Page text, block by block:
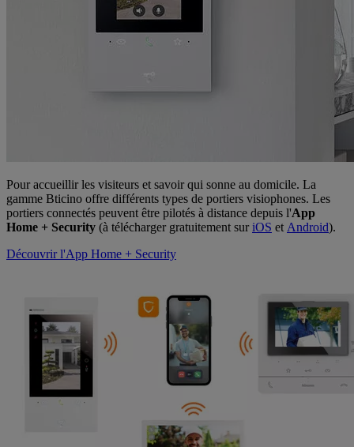
Pour accueillir les visiteurs et savoir qui sonne au domicile. La
gamme Bticino offre différents types de portiers visiophones. Les
portiers connectés peuvent être pilotés à distance depuis l'App
Home + Security (à télécharger gratuitement sur iOS et Android).
Découvrir l'App Home + Security